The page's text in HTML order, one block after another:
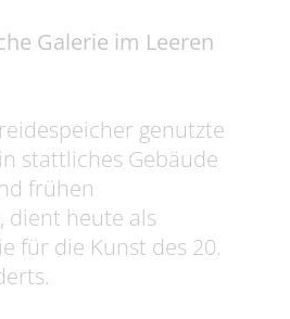
Galerie im Leeren
genutzte
stattliches Gebäude
frühen
dient heute als
für die Kunst des 20.